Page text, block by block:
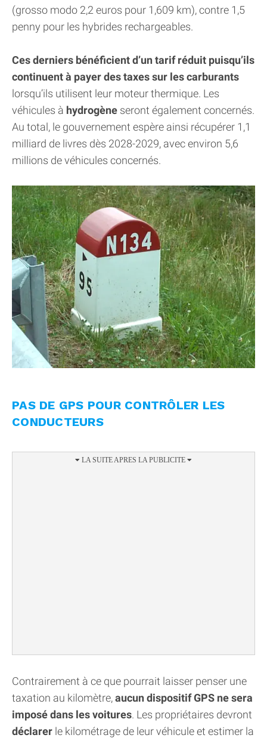
(grosso modo 2,2 euros pour 1,609 km), contre 1,5
penny pour les hybrides rechargeables.
Ces derniers bénéficient d’un tarif réduit puisqu’ils
continuent à payer des taxes sur les carburants
lorsqu’ils utilisent leur moteur thermique. Les
véhicules à hydrogène seront également concernés.
Au total, le gouvernement espère ainsi récupérer 1,1
milliard de livres dès 2028-2029, avec environ 5,6
millions de véhicules concernés.
PAS DE GPS POUR CONTRÔLER LES
CONDUCTEURS
Contrairement à ce que pourrait laisser penser une
taxation au kilomètre,aucun dispositif GPS ne sera
imposé dans les voitures. Les propriétaires devront
déclarer le kilométrage de leur véhicule et estimer la